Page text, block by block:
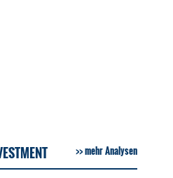
mehr Analysen